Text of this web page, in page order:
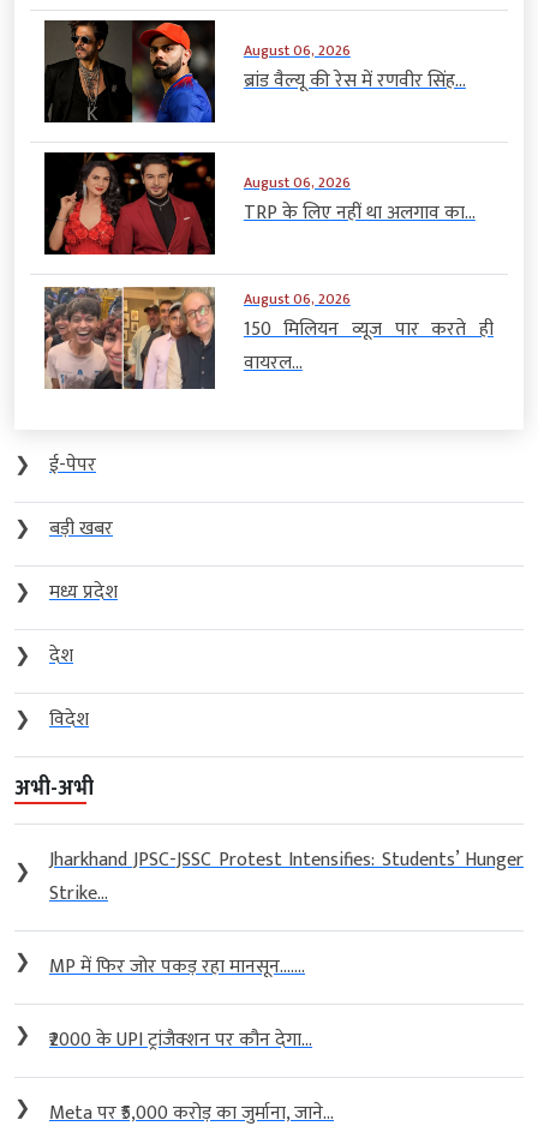
August 06, 2026
ब्रांड वैल्यू की रेस में रणवीर सिंह...
August 06, 2026
TRP के लिए नहीं था अलगाव का...
August 06, 2026
150 मिलियन व्यूज पार करते ही
वायरल...
❯
ई-पेपर
❯
बड़ी खबर
❯
मध्य प्रदेश
❯
देश
❯
विदेश
अभी-अभी
❯
Jharkhand JPSC-JSSC Protest Intensifies: Students’ Hunger
Strike...
❯ MP में फिर जोर पकड़ रहा मानसून…....
❯ ₹2000 के UPI ट्रांजैक्शन पर कौन देगा...
❯ Meta पर ₹5,000 करोड़ का जुर्माना, जाने...